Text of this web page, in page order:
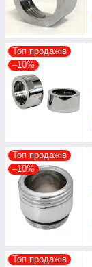
Топ продажів
–10%
Топ продажів
–10%
Топ продажів